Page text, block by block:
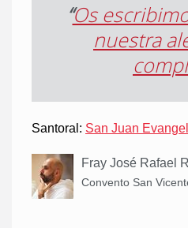
“Os
nuestra
Santoral: San Juan
Fray José Rafael
Convento San